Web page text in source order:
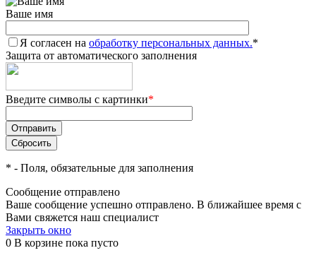
Ваше имя
Я согласен на обработку персональных данных.*
Защита от автоматического заполнения
Введите символы с картинки*
* - Поля, обязательные для заполнения
Сообщение отправлено
Ваше сообщение успешно отправлено. В ближайшее время с
Вами свяжется наш специалист
Закрыть окно
0 В корзине пока пусто